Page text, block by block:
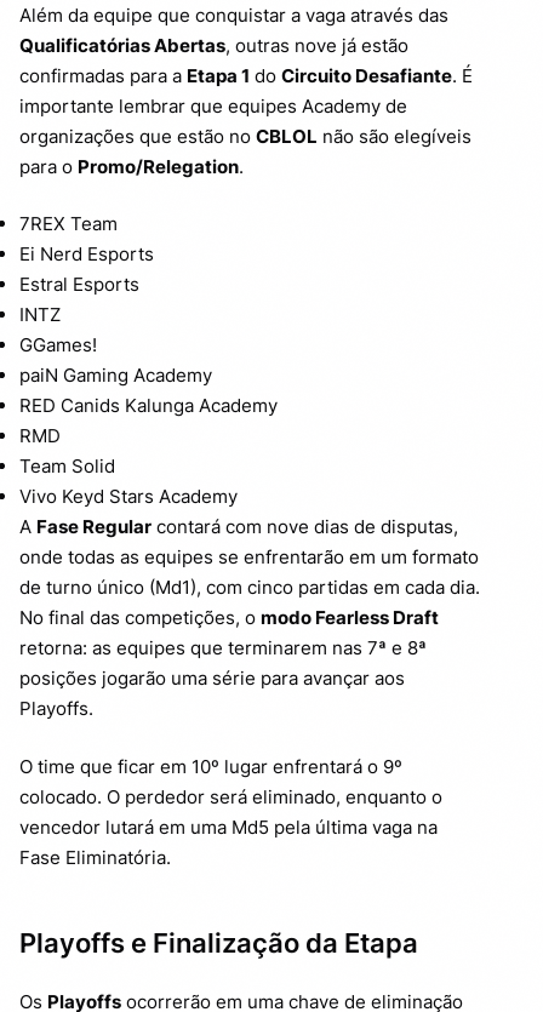
Além da equipe que conquistar a vaga através das
Qualificatórias Abertas, outras nove já estão
confirmadas para a Etapa 1 do Circuito Desafiante. É
importante lembrar que equipes Academy de
organizações que estão no CBLOL não são elegíveis
para o Promo/Relegation.
7REX Team
Ei Nerd Esports
Estral Esports
INTZ
GGames!
paiN Gaming Academy
RED Canids Kalunga Academy
RMD
Team Solid
Vivo Keyd Stars Academy
A Fase Regular contará com nove dias de disputas,
onde todas as equipes se enfrentarão em um formato
de turno único (Md1), com cinco partidas em cada dia.
No final das competições, o modo Fearless Draft
retorna: as equipes que terminarem nas 7ª e 8ª
posições jogarão uma série para avançar aos
Playoffs.
O time que ficar em 10º lugar enfrentará o 9º
colocado. O perdedor será eliminado, enquanto o
vencedor lutará em uma Md5 pela última vaga na
Fase Eliminatória.
Playoffs e Finalização da Etapa
Os Playoffs ocorrerão em uma chave de eliminação